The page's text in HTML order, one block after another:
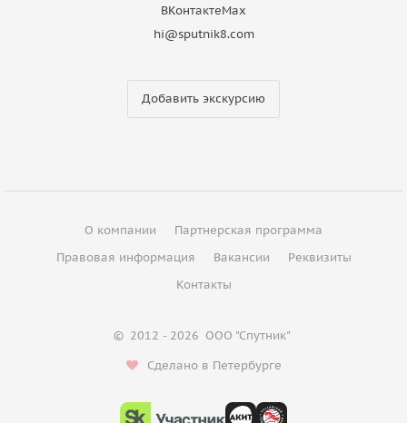
ВКонтактеMax
hi@sputnik8.com
Добавить экскурсию
О компании
Партнерская программа
Правовая информация
Вакансии
Реквизиты
Контакты
© 2012 - 2026 ООО "Спутник"
Сделано в Петербурге